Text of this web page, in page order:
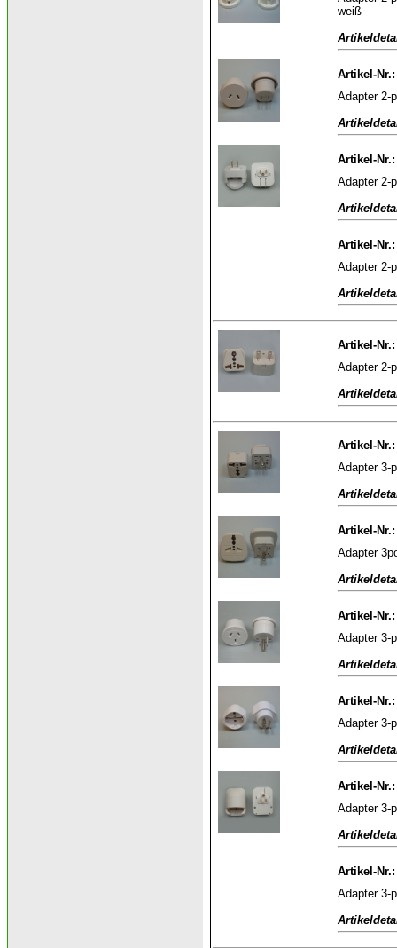
weiß
Artikel-Nr.:
Adapter 2-
Artikel-Nr.:
Adapter 2-
Artikel-Nr.:
Adapter 2-
Artikel-Nr.:
Adapter 2-
Artikel-Nr.:
Adapter 3-
Artikel-Nr.:
Adapter
Artikel-Nr.:
Adapter 3-
Artikel-Nr.:
Adapter 3-
Artikel-Nr.:
Adapter 3-
Artikel-Nr.:
Adapter 3-